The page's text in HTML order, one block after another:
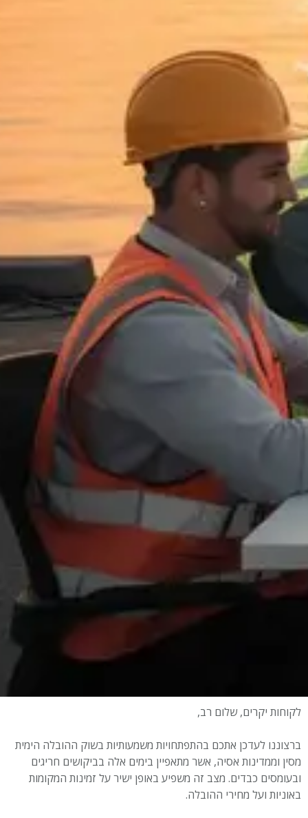
לקוחות יקרים, שלום רב,
ברצוננו לעדכן אתכם בהתפתחויות משמעותיות בשוק ההובלה הימית
מסין וממדינות אסיה, אשר מתאפיין בימים אלה בביקושים חריגים
ובעומסים כבדים. מצב זה משפיע באופן ישיר על זמינות המקומות
באוניות ועל מחירי ההובלה.